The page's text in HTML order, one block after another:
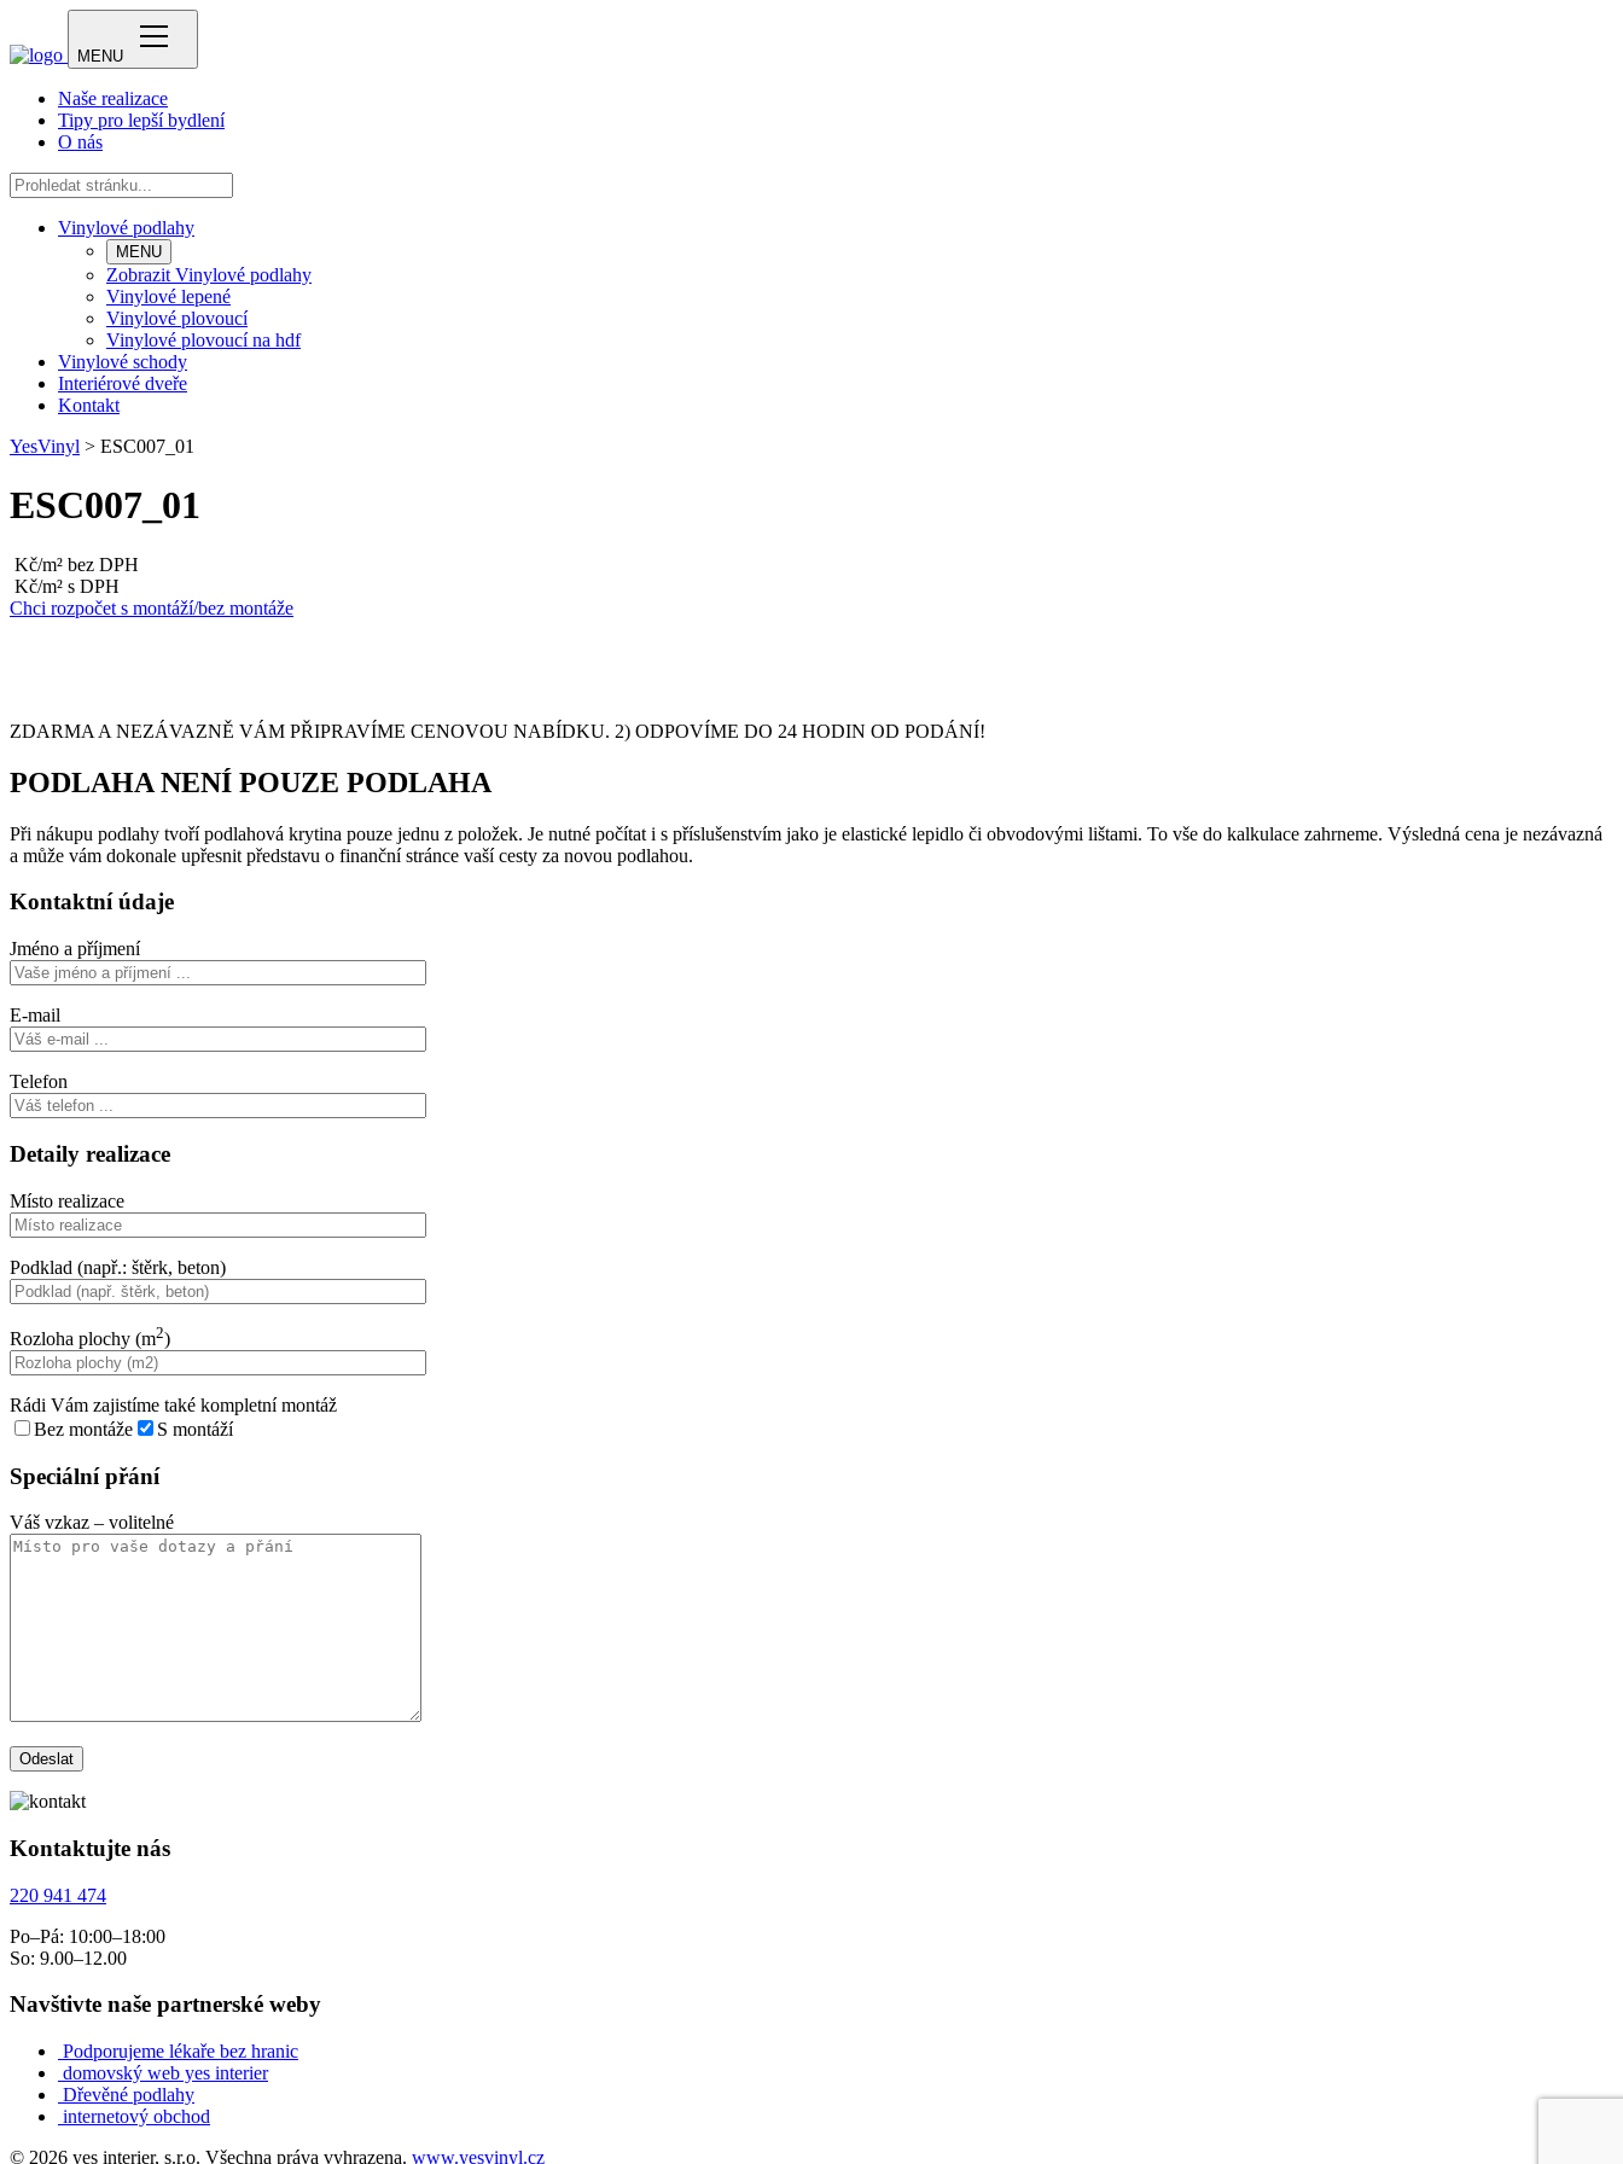
MENU
Naše realizace
Tipy pro lepší bydlení
O nás
Vinylové podlahy
MENU
Zobrazit Vinylové podlahy
Vinylové lepené
Vinylové plovoucí
Vinylové plovoucí na hdf
Vinylové schody
Interiérové dveře
Kontakt
YesVinyl > ESC007_01
ESC007_01
Kč/m² bez DPH
Kč/m² s DPH
Chci rozpočet s montáží/bez montáže
ZDARMA A NEZÁVAZNĚ VÁM PŘIPRAVÍME CENOVOU NABÍDKU. 2) ODPOVÍME DO 24 HODIN OD PODÁNÍ!
PODLAHA NENÍ POUZE PODLAHA
Při nákupu podlahy tvoří podlahová krytina pouze jednu z položek. Je nutné počítat i s příslušenstvím jako je elastické lepidlo či obvodovými lištami. To vše do kalkulace zahrneme. Výsledná cena je nezávazná
a může vám dokonale upřesnit představu o finanční stránce vaší cesty za novou podlahou.
Kontaktní údaje
Jméno a příjmení
E-mail
Telefon
Detaily realizace
Místo realizace
Podklad (např.: štěrk, beton)
Rozloha plochy (m2)
Rádi Vám zajistíme také kompletní montáž
Bez montáže
S montáží
Speciální přání
Váš vzkaz – volitelné
Kontaktujte nás
220 941 474
Po–Pá: 10:00–18:00
So: 9.00–12.00
Navštivte naše partnerské weby
Podporujeme lékaře bez hranic
domovský web yes interier
Dřevěné podlahy
internetový obchod
© 2026 yes interier, s.r.o. Všechna práva vyhrazena. www.yesvinyl.cz